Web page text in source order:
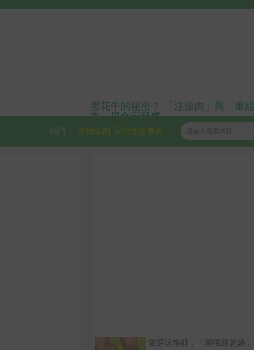
雪花牛的秘密？ 「注脂肉」與「重
肉」揭食安疑慮
異位性皮膚炎
生物製劑
熱門：
愛穿涼拖鞋，「腳後跟乾燥